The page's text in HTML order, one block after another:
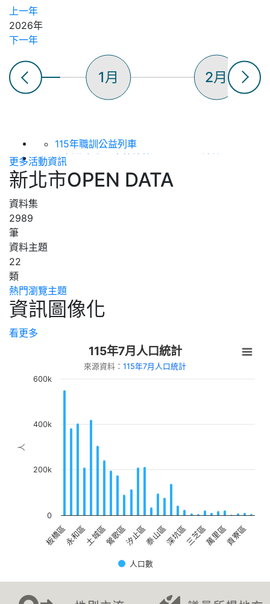
上一年
2026年
下一年
1月 2月
115年職訓公益列車
【新北市立圖書館總館】8/22 ~閱讀健
康，骨立全開~ 銀髮好筋骨與關節防護守護
日
【新北市立圖書館淡水分館】 115年8月表
演活動 :《 蘋果劇團【嬌滴滴與髒兮兮】》
【新北市立圖書館總館】8/15 生活心性智
識變成影響力」
【新北市立圖書館中和員山分館】「Home
Library」系列活動：童話烘焙時光
更多活動資訊
新北市OPEN DATA
資料集
2989
筆
資料主題
22
類
熱門瀏覽主題
資訊圖像化
看更多
人
115年7月人口統計
來源資料： 115年7月人口統計
人口數
板橋區永和區土城區鶯歌區汐止區泰山區深坑區三芝區萬里區貢寮區
0
200k
400k
600k